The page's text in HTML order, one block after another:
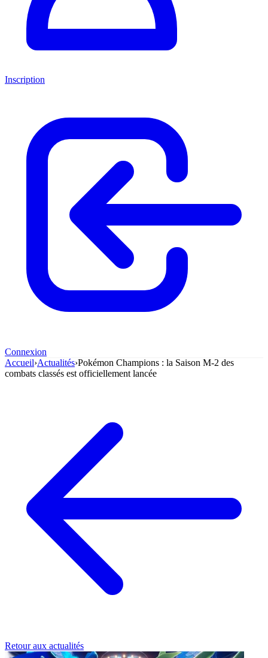
Inscription
Connexion
Accueil›Actualités›Pokémon Champions : la Saison M-2 des
combats classés est officiellement lancée
Retour aux actualités